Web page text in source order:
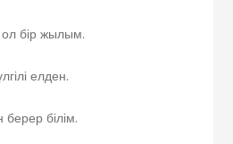
ол бір жылым.
елден.
білім.